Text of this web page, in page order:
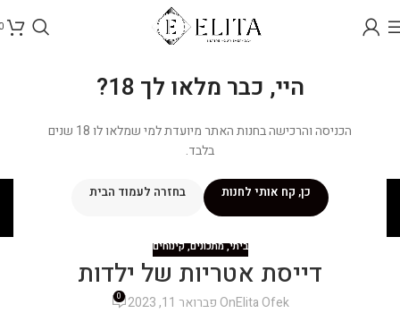
היי, כבר מלאו לך 18?
הכניסה והרכישה בחנות האתר מיועדת למי שמלאו לו 18 שנים
בלבד.
כן, קח אותי לחנות בחזרה לעמוד הביתבלוג
ביתי,מתכונים,קינוחים
דייסת אטריות של ילדות
Elita OfekOn פברואר 11, 2023 0